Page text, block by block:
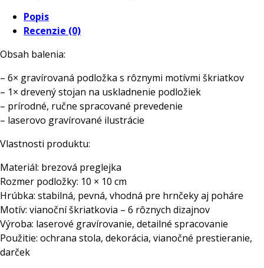
pod
poháre
s motívom
6
ks
+
stojan
Popis
Recenzie (0)
Obsah balenia:
– 6× gravírovaná podložka s rôznymi motívmi škriatkov
– 1× drevený stojan na uskladnenie podložiek
– prírodné, ručne spracované prevedenie
– laserovo gravírované ilustrácie
Vlastnosti produktu:
Materiál: brezová preglejka
Rozmer podložky: 10 × 10 cm
Hrúbka: stabilná, pevná, vhodná pre hrnčeky aj poháre
Motív: vianoční škriatkovia – 6 rôznych dizajnov
Výroba: laserové gravírovanie, detailné spracovanie
Použitie: ochrana stola, dekorácia, vianočné prestieranie,
darček